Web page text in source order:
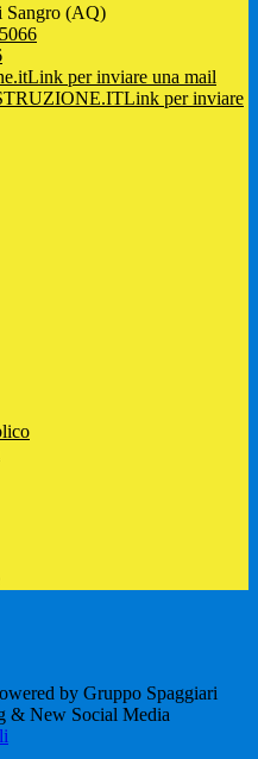
Sangro (AQ)
Link per inviare una mail
Link per inviare
by Gruppo Spaggiari
& New Social Media